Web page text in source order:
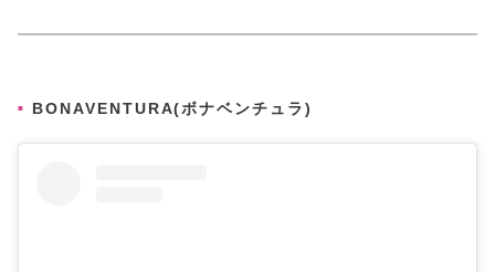
BONAVENTURA(ボナベンチュラ)